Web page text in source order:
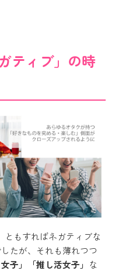
ティブ」の時
ともすればネガティブな
たが、それも薄れつつ
女子」「推し活女子」 な